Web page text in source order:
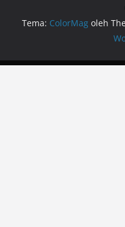
Tema: ColorMag oleh